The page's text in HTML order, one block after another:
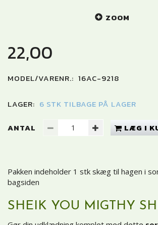
ZOOM
22,00
MODEL/VARENR.: 16AC-9218
LAGER: 6 STK TILBAGE PÅ LAGER
ANTAL LÆG I
Pakken indeholder 1 stk skæg til hagen i
bagsiden
SHEIK YOU MIGTHY